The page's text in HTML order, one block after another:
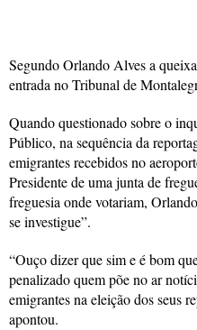
Segundo Orlando Alves a
entrada no Tribunal de
Quando questionado sobre o
Público, na sequência da
emigrantes recebidos no
Presidente de uma junta de
freguesia onde votariam,
se investigue”.
“Ouço dizer que sim e é bom
penalizado quem põe no ar
emigrantes na eleição dos seus
apontou.